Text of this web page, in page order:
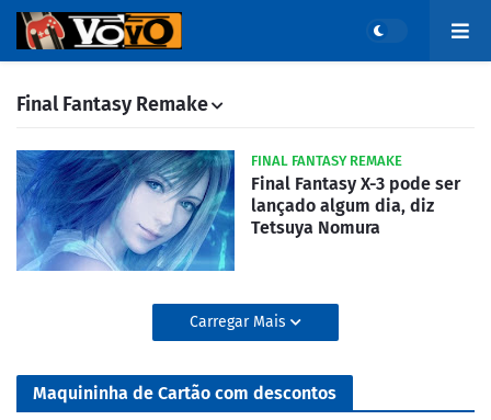
Final Fantasy Remake
FINAL FANTASY REMAKE
Final Fantasy X-3 pode ser
lançado algum dia, diz
Tetsuya Nomura
Carregar Mais
Maquininha de Cartão com descontos